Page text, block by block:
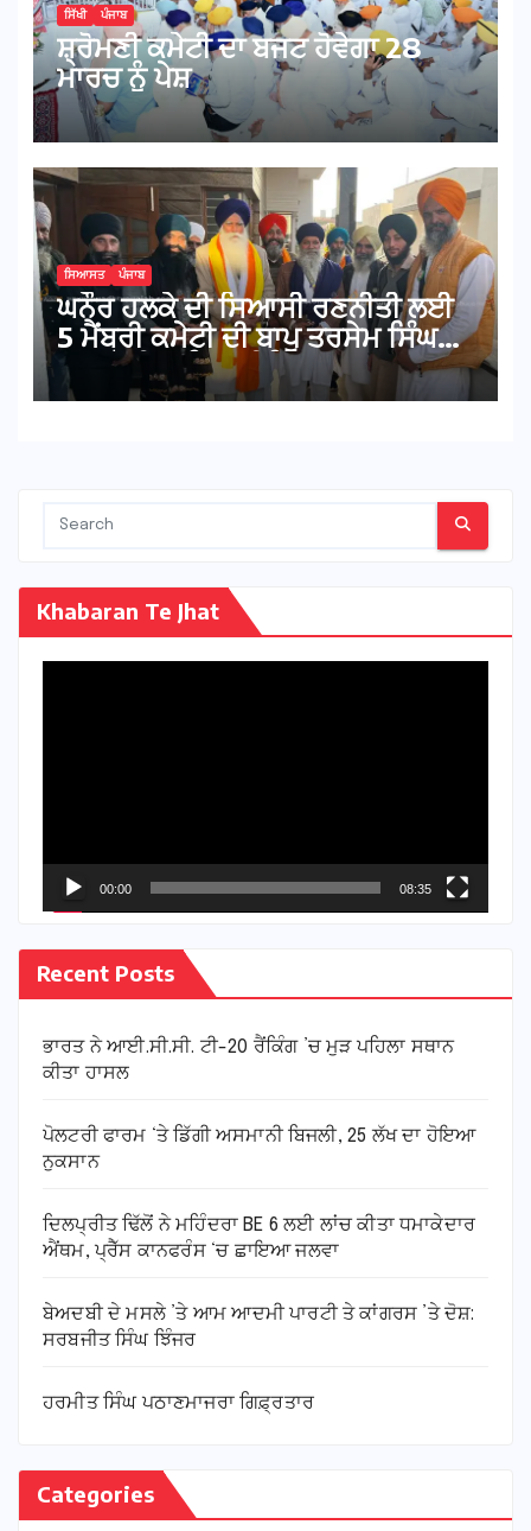
ਸਿੱਖੀ ਪੰਜਾਬ
ਸ਼੍ਰੋਮਣੀ ਕਮੇਟੀ ਦਾ ਬਜਟ ਹੋਵੇਗਾ 28
ਮਾਰਚ ਨੂੰ ਪੇਸ਼
ਸਿਆਸਤ ਪੰਜਾਬ
ਘਨੌਰ ਹਲਕੇ ਦੀ ਸਿਆਸੀ ਰਣਨੀਤੀ ਲਈ
5 ਮੈਂਬਰੀ ਕਮੇਟੀ ਦੀ ਬਾਪੂ ਤਰਸੇਮ ਸਿੰਘ
ਨਾਲ ਹੋਈ ਅਹਿਮ ਮੀਟਿੰਗ
Khabaran Te Jhat
00:00 08:35
Recent Posts
ਭਾਰਤ ਨੇ ਆਈ.ਸੀ.ਸੀ. ਟੀ-20 ਰੈਂਕਿੰਗ ’ਚ ਮੁੜ ਪਹਿਲਾ ਸਥਾਨ
ਕੀਤਾ ਹਾਸਲ
ਪੋਲਟਰੀ ਫਾਰਮ ‘ਤੇ ਡਿੱਗੀ ਅਸਮਾਨੀ ਬਿਜਲੀ, 25 ਲੱਖ ਦਾ ਹੋਇਆ
ਨੁਕਸਾਨ
ਦਿਲਪ੍ਰੀਤ ਢਿੱਲੋਂ ਨੇ ਮਹਿੰਦਰਾ BE 6 ਲਈ ਲਾਂਚ ਕੀਤਾ ਧਮਾਕੇਦਾਰ
ਐਂਥਮ, ਪ੍ਰੈੱਸ ਕਾਨਫਰੰਸ ‘ਚ ਛਾਇਆ ਜਲਵਾ
ਬੇਅਦਬੀ ਦੇ ਮਸਲੇ ’ਤੇ ਆਮ ਆਦਮੀ ਪਾਰਟੀ ਤੇ ਕਾਂਗਰਸ ’ਤੇ ਦੋਸ਼:
ਸਰਬਜੀਤ ਸਿੰਘ ਝਿੰਜਰ
ਹਰਮੀਤ ਸਿੰਘ ਪਠਾਣਮਾਜਰਾ ਗਿਫ਼੍ਰਤਾਰ
Categories